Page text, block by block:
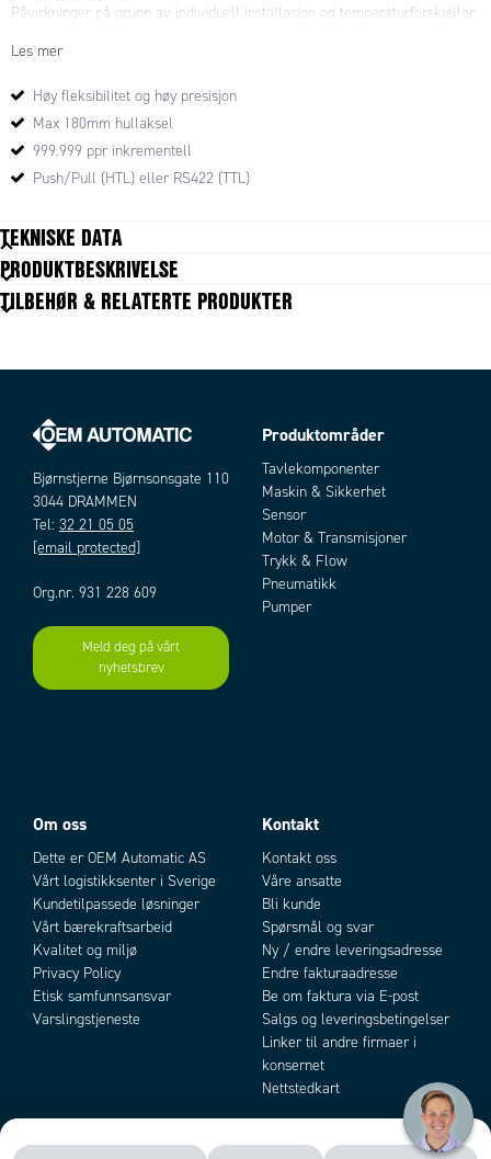
Påvirkninger på grunn av individuell installasjon og temperaturforskjeller
Les mer
Høy fleksibilitet og høy presisjon
Max 180mm hullaksel
999.999 ppr inkrementell
Push/Pull (HTL) eller RS422 (TTL)
TEKNISKE DATA
Tekniske data mangler
PRODUKTBESKRIVELSE
TILBEHØR & RELATERTE PRODUKTER
Add to existing cart row
Bjørnstjerne Bjørnsonsgate 110
3044 DRAMMEN
Tel: 32 21 05 05
[email protected]
Org.nr. 931 228 609
Meld deg på vårt
nyhetsbrev
Produktområder
Tavlekomponenter
Maskin & Sikkerhet
Sensor
Motor & Transmisjoner
Trykk & Flow
Pneumatikk
Pumper
Om oss
Dette er OEM Automatic AS
Vårt logistikksenter i Sverige
Kundetilpassede løsninger
Vårt bærekraftsarbeid
Kvalitet og miljø
Privacy Policy
Etisk samfunnsansvar
Varslingstjeneste
Kontakt
Kontakt oss
Våre ansatte
Bli kunde
Spørsmål og svar
Ny / endre leveringsadresse
Endre fakturaadresse
Be om faktura via E-post
Salgs og leveringsbetingelser
Linker til andre firmaer i
konsernet
Nettstedkart